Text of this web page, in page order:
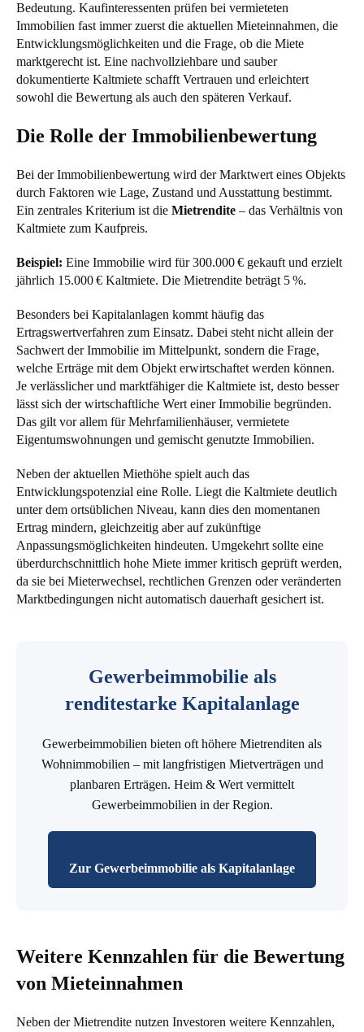
Bedeutung. Kaufinteressenten prüfen bei vermieteten
Immobilien fast immer zuerst die aktuellen Mieteinnahmen, die
Entwicklungsmöglichkeiten und die Frage, ob die Miete
marktgerecht ist. Eine nachvollziehbare und sauber
dokumentierte Kaltmiete schafft Vertrauen und erleichtert
sowohl die Bewertung als auch den späteren Verkauf.
Die Rolle der Immobilienbewertung
Bei der Immobilienbewertung wird der Marktwert eines Objekts
durch Faktoren wie Lage, Zustand und Ausstattung bestimmt.
Ein zentrales Kriterium ist die Mietrendite – das Verhältnis von
Kaltmiete zum Kaufpreis.
Beispiel: Eine Immobilie wird für 300.000 € gekauft und erzielt
jährlich 15.000 € Kaltmiete. Die Mietrendite beträgt 5 %.
Besonders bei Kapitalanlagen kommt häufig das
Ertragswertverfahren zum Einsatz. Dabei steht nicht allein der
Sachwert der Immobilie im Mittelpunkt, sondern die Frage,
welche Erträge mit dem Objekt erwirtschaftet werden können.
Je verlässlicher und marktfähiger die Kaltmiete ist, desto besser
lässt sich der wirtschaftliche Wert einer Immobilie begründen.
Das gilt vor allem für Mehrfamilienhäuser, vermietete
Eigentumswohnungen und gemischt genutzte Immobilien.
Neben der aktuellen Miethöhe spielt auch das
Entwicklungspotenzial eine Rolle. Liegt die Kaltmiete deutlich
unter dem ortsüblichen Niveau, kann dies den momentanen
Ertrag mindern, gleichzeitig aber auf zukünftige
Anpassungsmöglichkeiten hindeuten. Umgekehrt sollte eine
überdurchschnittlich hohe Miete immer kritisch geprüft werden,
da sie bei Mieterwechsel, rechtlichen Grenzen oder veränderten
Marktbedingungen nicht automatisch dauerhaft gesichert ist.
Gewerbeimmobilie als
renditestarke Kapitalanlage
Gewerbeimmobilien bieten oft höhere Mietrenditen als
Wohnimmobilien – mit langfristigen Mietverträgen und
planbaren Erträgen. Heim & Wert vermittelt
Gewerbeimmobilien in der Region.
Zur Gewerbeimmobilie als Kapitalanlage
Weitere Kennzahlen für die Bewertung
von Mieteinnahmen
Neben der Mietrendite nutzen Investoren weitere Kennzahlen,